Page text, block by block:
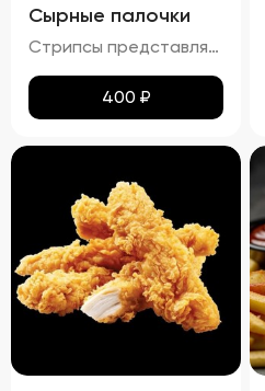
Сырные палочки
Стрипсы представляют собой аппетитные палочки из сыра, обжаренные до золотистой корочки. Вкус нежного расплавленного сыра гармонично сочетается с хрустящей панировкой, создавая идеальное сочетание текстур. Продукт отличается приятным ароматом и изысканным вкусом, который обязательно оценят любители сырных закусок.
400 ₽